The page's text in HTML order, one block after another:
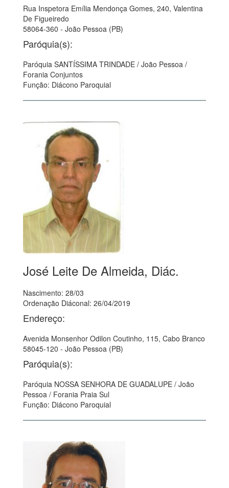
Rua Inspetora Emília Mendonça Gomes, 240, Valentina
De Figueiredo
58064-360 - João Pessoa (PB)
Paróquia(s):
Paróquia SANTÍSSIMA TRINDADE / João Pessoa /
Forania Conjuntos
Função: Diácono Paroquial
José Leite De Almeida, Diác.
Nascimento: 28/03
Ordenação Diáconal: 26/04/2019
Endereço:
Avenida Monsenhor Odilon Coutinho, 115, Cabo Branco
58045-120 - João Pessoa (PB)
Paróquia(s):
Paróquia NOSSA SENHORA DE GUADALUPE / João
Pessoa / Forania Praia Sul
Função: Diácono Paroquial